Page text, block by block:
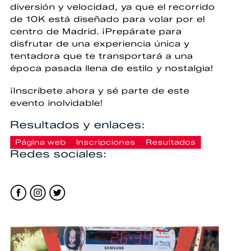
diversión y velocidad, ya que el recorrido
de 10K está diseñado para volar por el
centro de Madrid. ¡Prepárate para
disfrutar de una experiencia única y
tentadora que te transportará a una
época pasada llena de estilo y nostalgia!
¡Inscríbete ahora y sé parte de este
evento inolvidable!
Resultados y enlaces:
Página web Inscripciones Resultados
Redes sociales: